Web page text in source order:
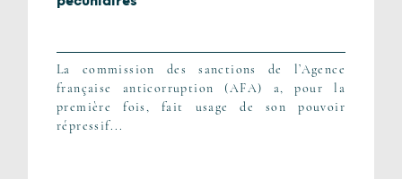
La commission des sanctions de l’Agence
française anticorruption (AFA) a, pour la
première fois, fait usage de son pouvoir
répressif...